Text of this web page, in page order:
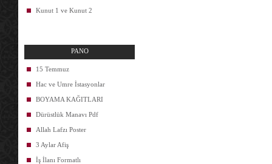
Kunut 1 ve Kunut 2
PANO
15 Temmuz
Hac ve Umre İstasyonlar
BOYAMA KAĞITLARI
Dürüstlük Manavı Pdf
Allah Lafzı Poster
3 Aylar Afiş
İş İlanı Formatlı